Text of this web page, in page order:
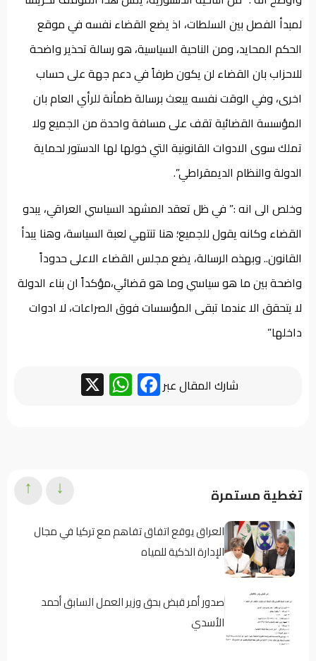
لمبدأ الفصل بين السلطات، اذ يضع القضاء نفسه في موقع
الحكم المحايد، ومن الناحية السياسية، هو رسالة تحذير واضحة
للاحزاب بان القضاء لن يكون طرفاً في دعم جهة على حساب
اخرى، وفي الوقت نفسه يبعث برسالة طمأنة للرأي العام بان
المؤسسة القضائية تقف على مسافة واحدة من الجميع ولا
تملك سوى الادوات القانونية التي خولها لها الدستور لحماية
الدولة والنظام الديمقراطي”.
وخلص الى انه :” في ظل تعقد المشهد السياسي العراقي، يبدو
القضاء وكانه يقول للجميع؛ هنا تنتهي لعبة السياسة، وهنا يبدأ
القانون.. وبهذه الرسالة، يضع مجلس القضاء الاعلى حدوداً
واضحة بين ما هو سياسي وما هو قضائي،مؤكداً ان بناء الدولة
لا يتحقق الا عندما تبقى المؤسسات فوق الصراعات، لا ادوات
داخلها”
شارك المقال عبر Facebook
WhatsApp
تغطية مستمرة
العراق يوقع اتفاق تفاهم مع تركيا في مجال
الإدارة الذكية للمياه
صدور أمر قبض بحق وزير العمل السابق أحمد
الأسدي
↓
↑